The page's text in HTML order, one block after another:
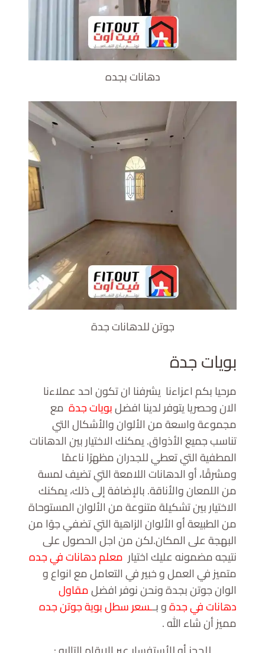
دهانات بجده
جوتن للدهانات جدة
بويات جدة
مرحيا بكم اعزاءنا يشرفنا ان تكون احد عملاءنا
الان وحصريا يتوفر لدينا افضلبويات جدة مع
مجموعة واسعة من الألوان والأشكال التي
تناسب جميع الأذواق. يمكنك الاختيار بين الدهانات
المطفية التي تعطي للجدران مظهرًا ناعمًا
ومشرقًا، أو الدهانات اللامعة التي تضيف لمسة
من اللمعان والأناقة. بالإضافة إلى ذلك، يمكنك
الاختيار بين تشكيلة متنوعة من الألوان المستوحاة
من الطبيعة أو الألوان الزاهية التي تضفي جوًا من
البهجة على المكان.لكن من اجل الحصول على
نتيجه مضمونه عليك اختيار معلم دهانات في جده
متميز في العمل و خبير في التعامل مع انواع و
الوان جوتن بجدة ونحن نوفر افضلمقاول
دهانات في جدةو بــسعر سطل بوية جوتن جده
مميز أن شاء الله .